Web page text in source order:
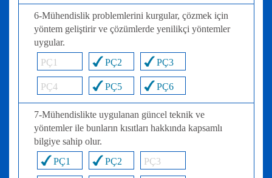
6-Mühendislik problemlerini kurgular, çözmek için
yöntem geliştirir ve çözümlerde yenilikçi yöntemler
uygular.
PÇ1
PÇ2 PÇ3
PÇ4 PÇ5 PÇ6
7-Mühendislikte uygulanan güncel teknik ve
yöntemler ile bunların kısıtları hakkında kapsamlı
bilgiye sahip olur.
PÇ1
PÇ2 PÇ3